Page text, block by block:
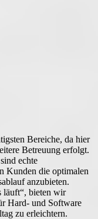
Bereiche, da hier
Betreuung erfolgt.
echte
Kunden die optimalen
anzubieten.
läuft“, bieten wir
Hard- und Software
zu erleichtern.